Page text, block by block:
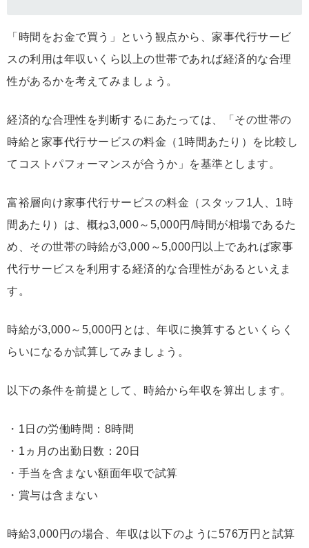
「時間をお金で買う」という観点から、家事代行サービ
スの利用は年収いくら以上の世帯であれば経済的な合理
性があるかを考えてみましょう。
経済的な合理性を判断するにあたっては、「その世帯の
時給と家事代行サービスの料金（1時間あたり）を比較し
てコストパフォーマンスが合うか」を基準とします。
富裕層向け家事代行サービスの料金（スタッフ1人、1時
間あたり）は、概ね3,000～5,000円/時間が相場であるた
め、その世帯の時給が3,000～5,000円以上であれば家事
代行サービスを利用する経済的な合理性があるといえま
す。
時給が3,000～5,000円とは、年収に換算するといくらく
らいになるか試算してみましょう。
以下の条件を前提として、時給から年収を算出します。
・1日の労働時間：8時間
・1ヵ月の出勤日数：20日
・手当を含まない額面年収で試算
・賞与は含まない
時給3,000円の場合、年収は以下のように576万円と試算